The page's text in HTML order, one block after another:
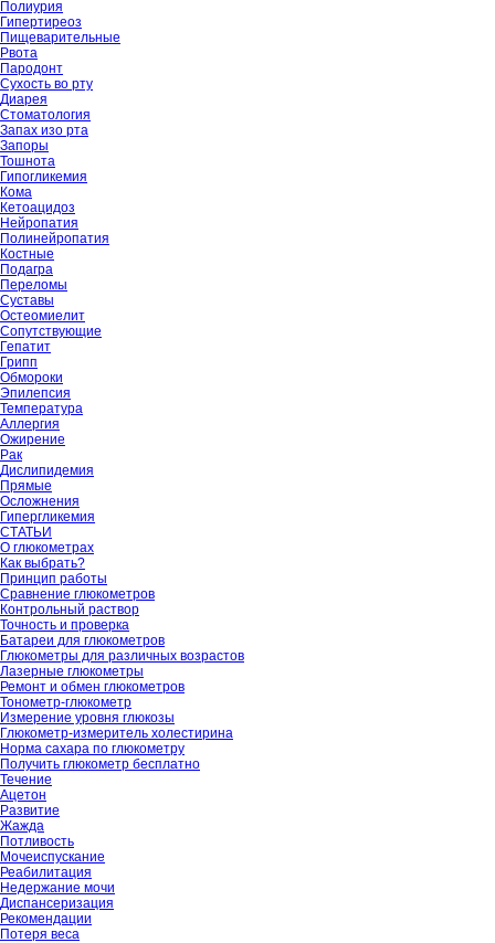
Полиурия
Гипертиреоз
Пищеварительные
Рвота
Пародонт
Сухость во рту
Диарея
Стоматология
Запах изо рта
Запоры
Тошнота
Гипогликемия
Кома
Кетоацидоз
Нейропатия
Полинейропатия
Костные
Подагра
Переломы
Суставы
Остеомиелит
Сопутствующие
Гепатит
Грипп
Обмороки
Эпилепсия
Температура
Аллергия
Ожирение
Рак
Дислипидемия
Прямые
Осложнения
Гипергликемия
СТАТЬИ
О глюкометрах
Как выбрать?
Принцип работы
Сравнение глюкометров
Контрольный раствор
Точность и проверка
Батареи для глюкометров
Глюкометры для различных возрастов
Лазерные глюкометры
Ремонт и обмен глюкометров
Тонометр-глюкометр
Измерение уровня глюкозы
Глюкометр-измеритель холестирина
Норма сахара по глюкометру
Получить глюкометр бесплатно
Течение
Ацетон
Развитие
Жажда
Потливость
Мочеиспускание
Реабилитация
Недержание мочи
Диспансеризация
Рекомендации
Потеря веса